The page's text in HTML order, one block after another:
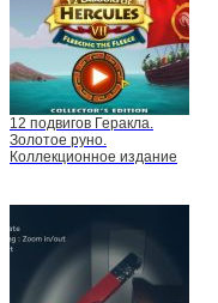
12 подвигов Геракла.
Золотое руно.
Коллекционное издание